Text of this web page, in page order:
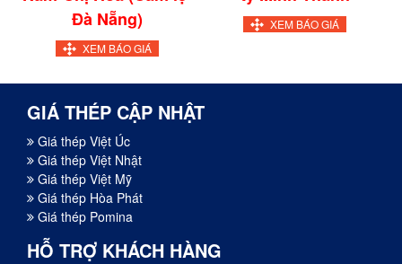
Đà Nẵng)
XEM BÁO GIÁ
XEM BÁO GIÁ
GIÁ THÉP CẬP NHẬT
Giá thép Việt Úc
Giá thép Việt Nhật
Giá thép Việt Mỹ
Giá thép Hòa Phát
Giá thép Pomina
HỖ TRỢ KHÁCH HÀNG